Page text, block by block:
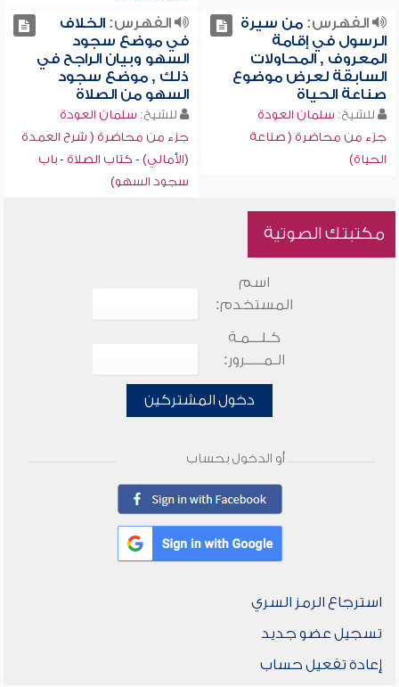
الفهرس:من سيرة
الرسول في إقامة
المعروف , المحاولات
السابقة لعرض موضوع
صناعة الحياة
للشيخ: سلمان العودة
جزء من محاضرة ( صناعة
الحياة)
الفهرس:الخلاف
في موضع سجود
السهو وبيان الراجح في
ذلك , موضع سجود
السهو من الصلاة
للشيخ: سلمان العودة
جزء من محاضرة ( شرح العمدة
(الأمالي) - كتاب الصلاة - باب
سجود السهو)
مكتبتك الصوتية
اسم
المستخدم:
كـلـــمـة
الـمـــــرور:
دخول المشتركين
أو الدخول بحساب
استرجاع الرمز السري
تسجيل عضو جديد
إعادة تفعيل حساب